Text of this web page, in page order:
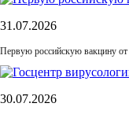
31.07.2026
Первую российскую вакцину от
30.07.2026